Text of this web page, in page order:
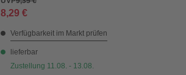
8,29 €
Verfügbarkeit im Markt prüfen
lieferbar
Zustellung 11.08. - 13.08.